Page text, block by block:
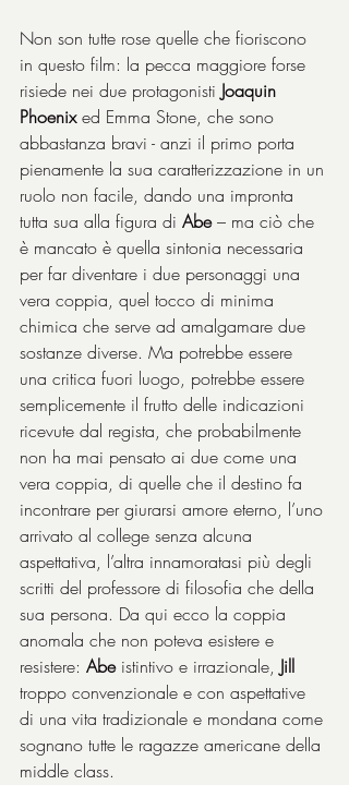
Non son tutte rose quelle che fioriscono
in questo film: la pecca maggiore forse
risiede nei due protagonisti Joaquin
Phoenix ed Emma Stone, che sono
abbastanza bravi - anzi il primo porta
pienamente la sua caratterizzazione in un
ruolo non facile, dando una impronta
tutta sua alla figura di Abe – ma ciò che
è mancato è quella sintonia necessaria
per far diventare i due personaggi una
vera coppia, quel tocco di minima
chimica che serve ad amalgamare due
sostanze diverse. Ma potrebbe essere
una critica fuori luogo, potrebbe essere
semplicemente il frutto delle indicazioni
ricevute dal regista, che probabilmente
non ha mai pensato ai due come una
vera coppia, di quelle che il destino fa
incontrare per giurarsi amore eterno, l’uno
arrivato al college senza alcuna
aspettativa, l’altra innamoratasi più degli
scritti del professore di filosofia che della
sua persona. Da qui ecco la coppia
anomala che non poteva esistere e
resistere: Abe istintivo e irrazionale, Jill
troppo convenzionale e con aspettative
di una vita tradizionale e mondana come
sognano tutte le ragazze americane della
middle class.